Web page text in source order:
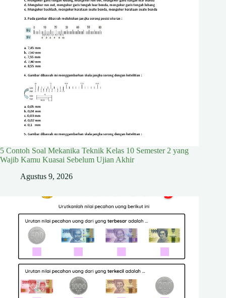
5 Contoh Soal Mekanika Teknik Kelas 10 Semester 2 yang
Wajib Kamu Kuasai Sebelum Ujian Akhir
Agustus 9, 2026